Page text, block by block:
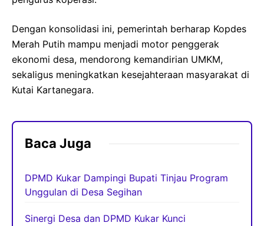
Dengan konsolidasi ini, pemerintah berharap Kopdes
Merah Putih mampu menjadi motor penggerak
ekonomi desa, mendorong kemandirian UMKM,
sekaligus meningkatkan kesejahteraan masyarakat di
Kutai Kartanegara.
Baca Juga
DPMD Kukar Dampingi Bupati Tinjau Program
Unggulan di Desa Segihan
Sinergi Desa dan DPMD Kukar Kunci